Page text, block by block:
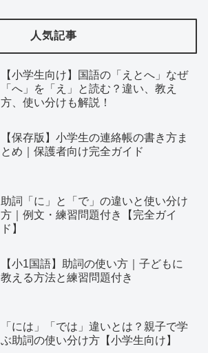
人気記事
【小学生向け】国語の「えとへ」なぜ
「へ」を「え」と読む？違い、教え
方、使い分けも解説！
【保存版】小学生の連絡帳の書き方ま
とめ｜保護者向け完全ガイド
助詞「に」と「で」の違いと使い分け
方｜例文・練習問題付き【完全ガイ
ド】
【小1国語】助詞の使い方｜子どもに
教える方法と練習問題付き
「には」「では」違いとは？親子で学
ぶ助詞の使い分け方【小学生向け】